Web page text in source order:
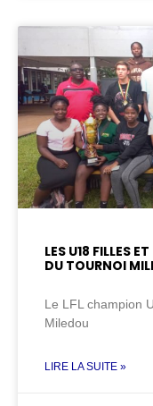
LES U18 FILLES
DU TOURNOI
Le LFL champion
Miledou
LIRE LA SUITE »